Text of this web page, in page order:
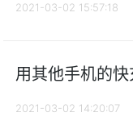
2021-03-02 15:57:18
用其他手机的
2021-03-02 14:20:07